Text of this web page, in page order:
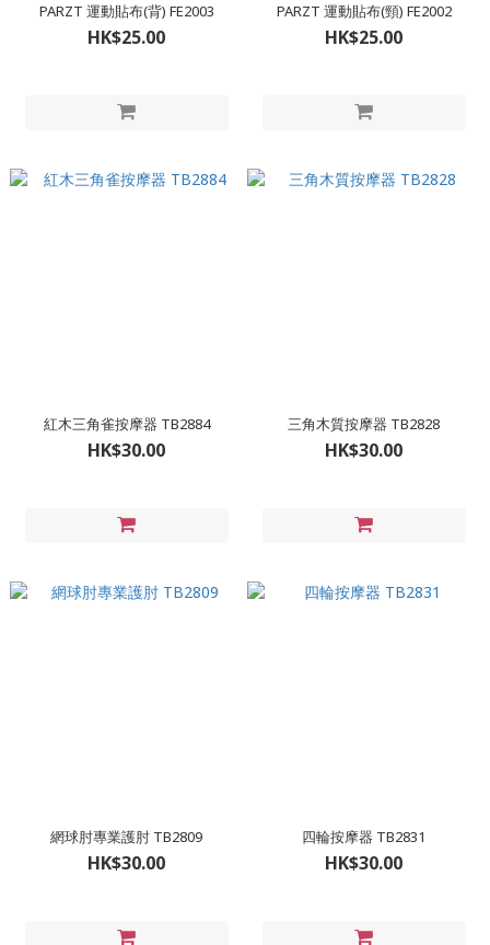
PARZT 運動貼布(背) FE2003
HK$25.00
PARZT 運動貼布(頸) FE2002
HK$25.00
紅木三角雀按摩器 TB2884
HK$30.00
三角木質按摩器 TB2828
HK$30.00
網球肘專業護肘 TB2809
HK$30.00
四輪按摩器 TB2831
HK$30.00